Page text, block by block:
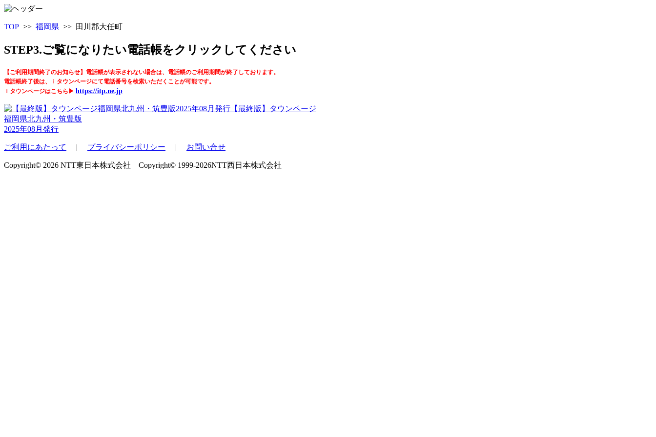
TOP >> 福岡県 >> 田川郡大任町
STEP3.ご覧になりたい電話帳をクリックしてください
【ご利用期間終了のお知らせ】電話帳が表示されない場合は、電話帳のご利用期間が終了しております。
電話帳終了後は、ｉタウンページにて電話番号を検索いただくことが可能です。
ｉタウンページはこちら▶ https://itp.ne.jp
【最終版】タウンページ
福岡県北九州・筑豊版
2025年08月発行
ご利用にあたって | プライバシーポリシー | お問い合せ
Copyright© 2026 NTT東日本株式会社 Copyright© 1999-2026NTT西日本株式会社